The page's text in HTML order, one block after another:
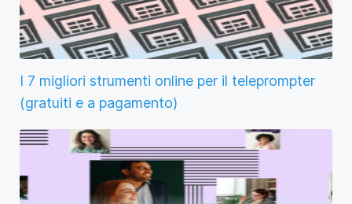
I 7 migliori strumenti online per il teleprompter
(gratuiti e a pagamento)